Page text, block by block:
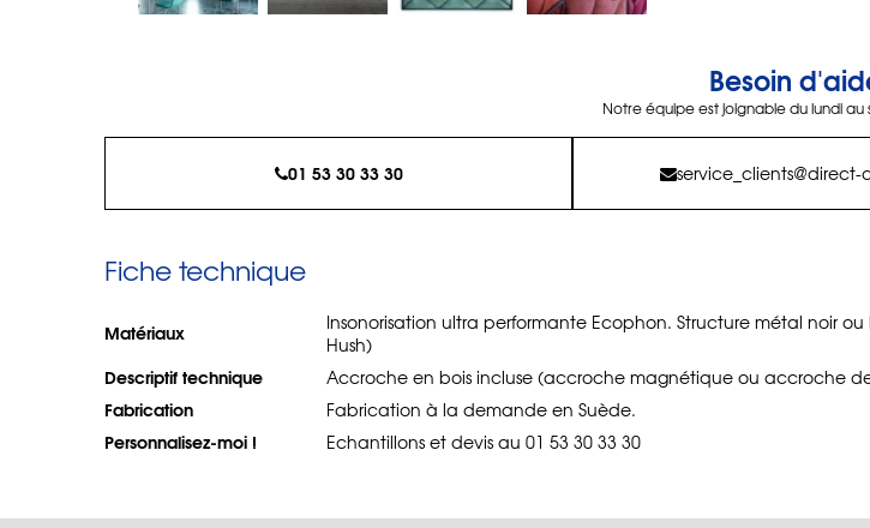
Besoin
Notre équipe est joignable du lundi au
01 53 30 33 30
Fiche technique
Matériaux
Insonorisation ultra performante Ecophon. Structure métal noir
Hush)
Descriptif technique Accroche en bois incluse (accroche magnétique ou accroche
Fabrication Fabrication à la demande en Suède.
Personnalisez-moi ! Echantillons et devis au 01 53 30 33 30